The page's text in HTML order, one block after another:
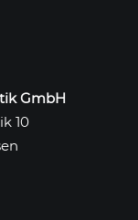
GmbH
10